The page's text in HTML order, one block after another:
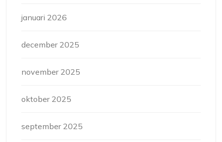
januari 2026
december 2025
november 2025
oktober 2025
september 2025